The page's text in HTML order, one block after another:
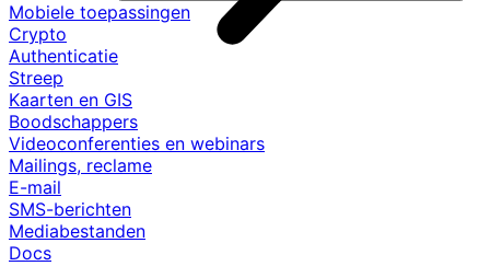
Mobiele toepassingen
Crypto
Authenticatie
Streep
Kaarten en GIS
Boodschappers
Videoconferenties en webinars
Mailings, reclame
E-mail
SMS-berichten
Mediabestanden
Docs